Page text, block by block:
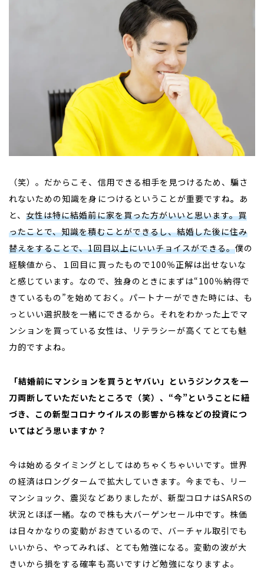
（笑）。だからこそ、信用できる相手を見つけるため、騙さ
れないための知識を身につけるということが重要ですね。 あ
と、女性は特に結婚前に家を買った方がいいと思います。買
ったことで、知識を積むことができるし、結婚した後に住み
替えをすることで、1回目以上にいいチョイスができる。僕の
経験値から、１回目に買ったもので100％正解は出せないな
と感じています。なので、独身のときにまずは“100％納得で
きているもの”を始めておく。パートナーができた時には、も
っといい選択肢を一緒にできるから。それをわかった上でマ
ンションを買っている女性は、リテラシーが高くてとても魅
力的ですよね。
――「結婚前にマンションを買うとヤバい」というジンクスを一
刀両断していただいたところで（笑）、“今”ということに紐
づき、この新型コロナウイルスの影響から株などの投資につ
いてはどう思いますか？
今は始めるタイミングとしてはめちゃくちゃいいです。世界
の経済はロングタームで拡大していきます。今までも、リー
マンショック、震災などありましたが、新型コロナはSARSの
状況とほぼ一緒。なので株も大バーゲンセール中です。株価
は日々かなりの変動がおきているので、バーチャル取引でも
いいから、やってみれば、とても勉強になる。変動の波が大
きいから損をする確率も高いですけど勉強になりますよ。